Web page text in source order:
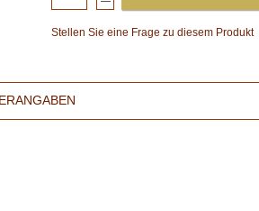
Stellen Sie eine Frage zu diesem Produkt